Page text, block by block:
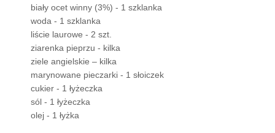
biały ocet winny (3%) - 1 szklanka
woda - 1 szklanka
liście laurowe - 2 szt.
ziarenka pieprzu - kilka
ziele angielskie – kilka
marynowane pieczarki - 1 słoiczek
cukier - 1 łyżeczka
sól - 1 łyżeczka
olej - 1 łyżka